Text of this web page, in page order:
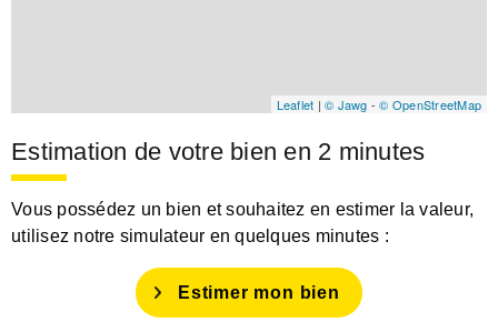
Leaflet | © Jawg -© OpenStreetMap
Estimation de votre bien en 2 minutes
Vous possédez un bien et souhaitez en estimer la valeur,
utilisez notre simulateur en quelques minutes :
Estimer mon bien